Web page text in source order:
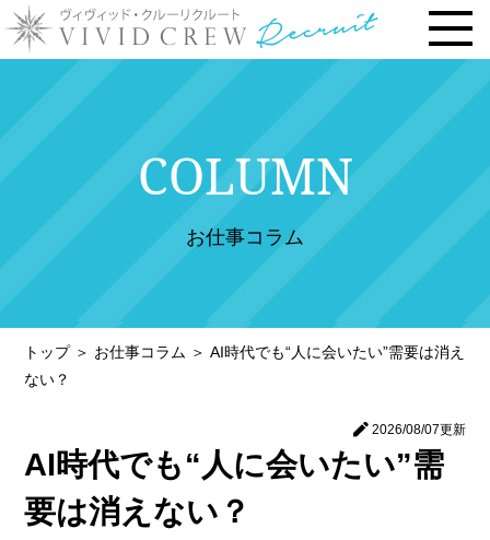
トップページ
お仕事内容
› 時給・お給料について
› 勤務地で選ぶ
› 安心の研修システム
› 風俗店・キャバクラ店との違い
› お客様との連絡先交換一切なし
› 他店とのお給料比較
COLUMN
お仕事コラム
トップ＞ お仕事コラム ＞AI時代でも“人に会いたい”需要は消え
ない？
2026/08/07更新
AI時代でも“人に会いたい”需
要は消えない？